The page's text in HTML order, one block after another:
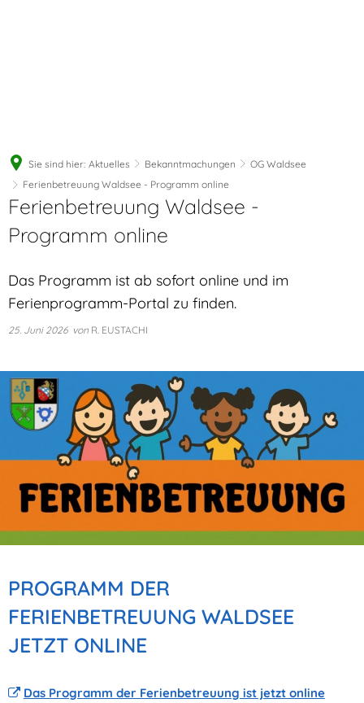
Sie sind hier: Aktuelles Bekanntmachungen
OG Waldsee
Ferienbetreuung Waldsee - Programm online
Ferienbetreuung Waldsee -
Programm online
Das Programm ist ab sofort online und im
Ferienprogramm-Portal zu finden.
25. Juni 2026 von R. EUSTACHI
PROGRAMM DER
FERIENBETREUUNG WALDSEE
JETZT ONLINE
Das Programm der Ferienbetreuung ist jetzt online